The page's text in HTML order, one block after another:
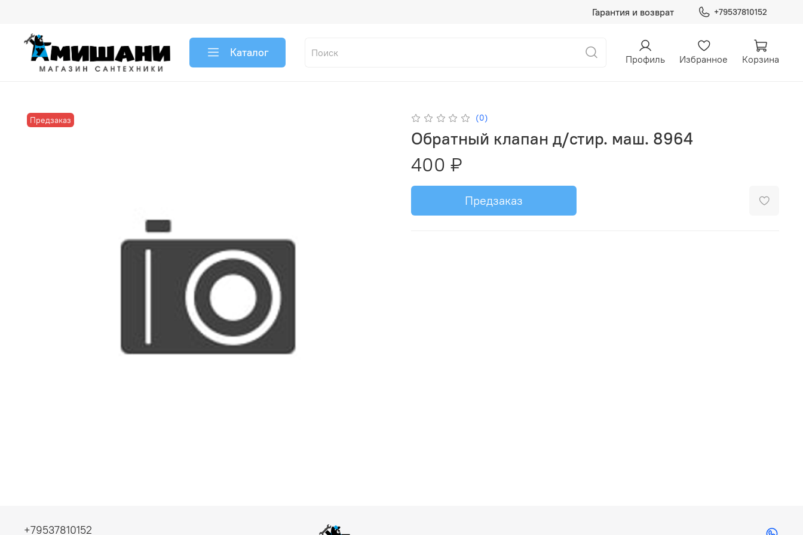
Гарантия и возврат +79537810152
Каталог Профиль Избранное Корзина
Предзаказ (0)
Обратный клапан д/стир. маш. 8964
400 ₽
Предзаказ
+79537810152